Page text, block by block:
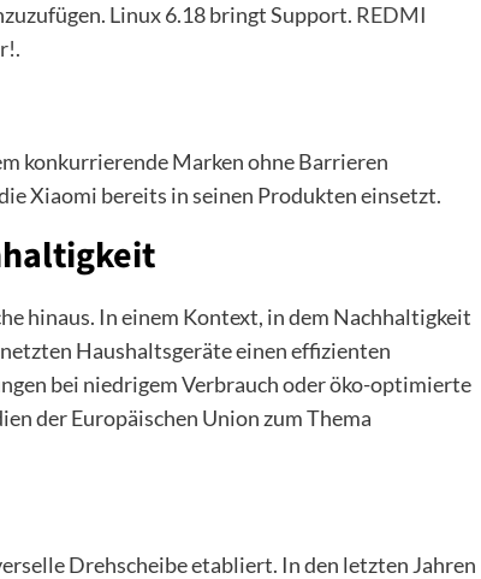
Linux 6.18 bringt Support. REDMI
.
konkurrierende Marken ohne Barrieren
Xiaomi bereits in seinen Produkten einsetzt.
hinaus. In einem Kontext, in dem Nachhaltigkeit
Haushaltsgeräte einen effizienten
bei niedrigem Verbrauch oder öko-optimierte
der Europäischen Union zum Thema
Drehscheibe etabliert. In den letzten Jahren